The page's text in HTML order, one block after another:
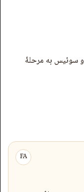
و سوئیس به مرحلۀ
FA